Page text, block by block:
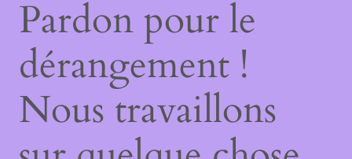
Pardon pour le
dérangement !
Nous travaillons